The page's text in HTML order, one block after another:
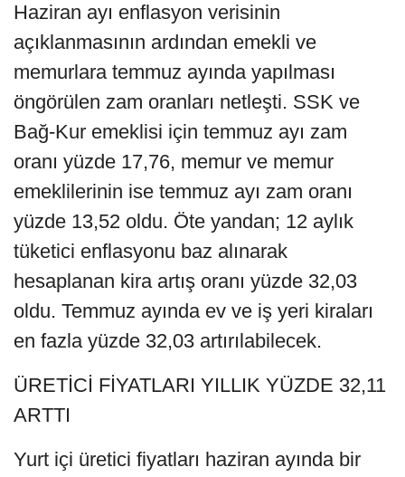
Haziran ayı enflasyon verisinin
açıklanmasının ardından emekli ve
memurlara temmuz ayında yapılması
öngörülen zam oranları netleşti. SSK ve
Bağ-Kur emeklisi için temmuz ayı zam
oranı yüzde 17,76, memur ve memur
emeklilerinin ise temmuz ayı zam oranı
yüzde 13,52 oldu. Öte yandan; 12 aylık
tüketici enflasyonu baz alınarak
hesaplanan kira artış oranı yüzde 32,03
oldu. Temmuz ayında ev ve iş yeri kiraları
en fazla yüzde 32,03 artırılabilecek.
ÜRETİCİ FİYATLARI YILLIK YÜZDE 32,11
ARTTI
Yurt içi üretici fiyatları haziran ayında bir